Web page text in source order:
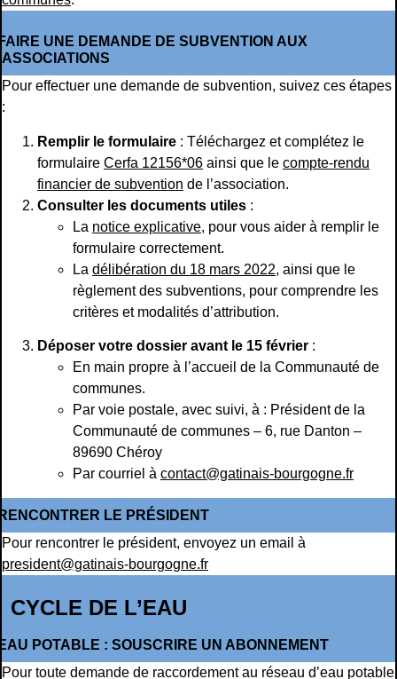
UNE DEMANDE DE SUBVENTION AUX
ASSOCIATIONS
Pour effectuer une demande de subvention, suivez ces étapes
:
Remplir le formulaire : Téléchargez et complétez le
formulaire Cerfa 12156*06 ainsi que le compte-rendu
financier de subvention de l’association.
Consulter les documents utiles :
La notice explicative, pour vous aider à remplir le
formulaire correctement.
La délibération du 18 mars 2022, ainsi que le
règlement des subventions, pour comprendre les
critères et modalités d’attribution.
Déposer votre dossier avant le 15 février :
En main propre à l’accueil de la Communauté de
communes.
Par voie postale, avec suivi, à : Président de la
Communauté de communes – 6, rue Danton –
89690 Chéroy
Par courriel à contact@gatinais-bourgogne.fr
LE PRÉSIDENT
Pour rencontrer le président, envoyez un email à
president@gatinais-bourgogne.fr
CYCLE DE L’EAU
POTABLE : SOUSCRIRE UN ABONNEMENT
Pour toute demande de raccordement au réseau d’eau potable